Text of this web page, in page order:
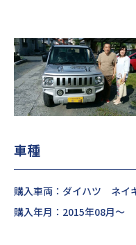
車種
購入車両：ダイハツ ネイ
購入年月：2015年08月～